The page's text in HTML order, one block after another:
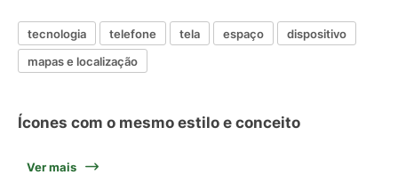
tecnologia telefone tela espaço
dispositivo
mapas e localização
Ícones com o mesmo estilo e conceito
Ver mais